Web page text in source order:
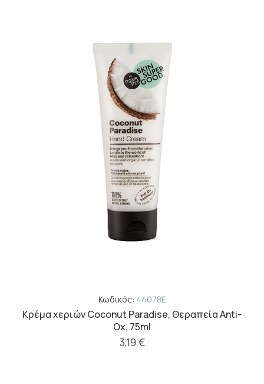
Κωδικός: 44078E
Κρέμα χεριών Coconut Paradise, Θεραπεία Anti-
Ox, 75ml
3,19 €